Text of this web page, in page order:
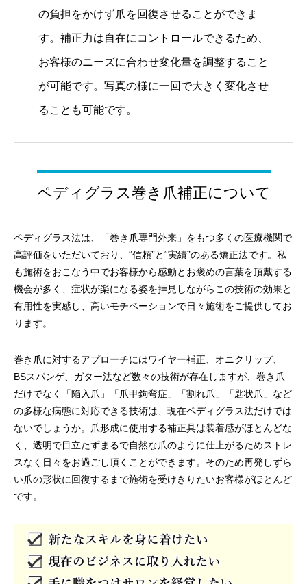
の負担をかけず爪を回復させることができま
す。補正力は自在にコントロールできるため、
お客様のニーズに合わせ変化量を調整すること
が可能です。写真の様に一回で大きく変化させ
ることも可能です。
ペディグラス巻き爪補正について
ペディグラス法は、「巻き爪専門外来」をもつ多くの医療機関で
高評価をいただいており、“信頼”と“実績”のある矯正法です。私
も施術をおこなう中でお客様から感動とお褒めの言葉を頂戴する
機会が多く、症状が楽になる姿を拝見しながらこの技術の効果と
有用性を実感し、高いモチベーションで日々施術をご提供してお
ります。
巻き爪に対するアプローチにはワイヤー補正、オニクリップ、
BSスパンゲ、ガター法など数々の技術が存在しますが、巻き爪
だけでなく「陥入爪」「爪甲鉤弯症」「割れ爪」「匙状爪」など
の多様な病態に対応できる技術は、現在ペディグラス法だけでは
ないでしょうか。爪形成に使用する補正具は装着感がほとんどな
く、透明で目立たずまるで自然な爪のように仕上がるためストレ
スなく日々をお過ごし頂くことができます。そのため再発しずら
い爪の形状に回復するまで施術を受けきりたいお客様がほとんど
です。